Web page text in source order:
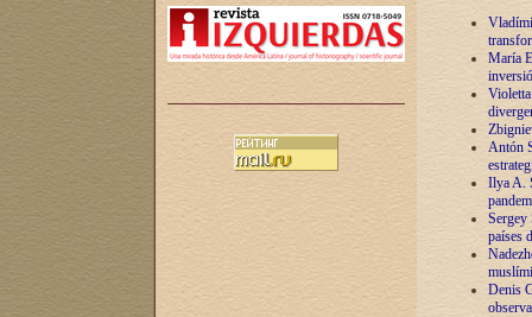
María
Antón
Ilya A.
Sergey
países
Denis